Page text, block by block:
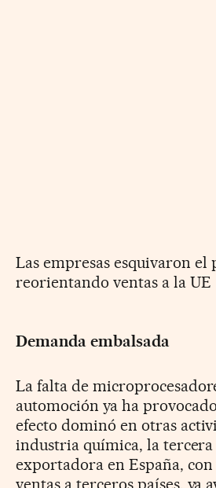
Las empresas esquivaron
reorientando ventas a la UE
Demanda embalsada
La falta de
automoción ya ha
efecto dominó en otras
industria química, la tercera
exportadora en España, con
ventas a terceros países, ya